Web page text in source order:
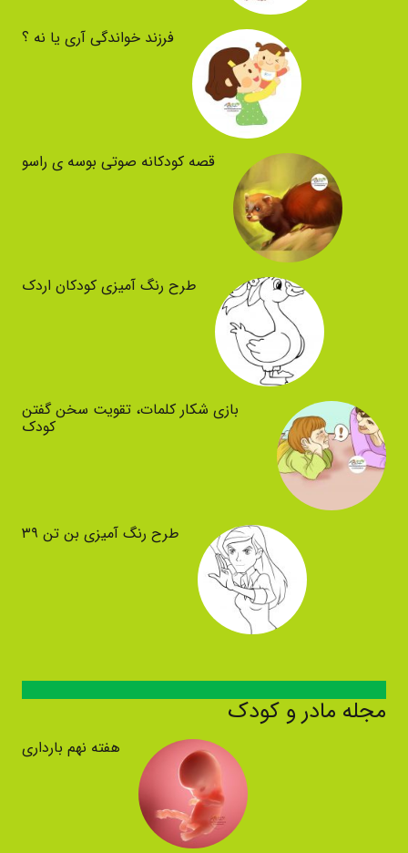
فرزند خواندگی آری یا نه ؟
قصه کودکانه صوتی بوسه ی راسو
طرح رنگ آمیزی کودکان اردک
بازی شکار کلمات، تقویت سخن گفتن
کودک
طرح رنگ آمیزی بن تن ۳۹
مجله مادر و کودک
هفته نهم بارداری